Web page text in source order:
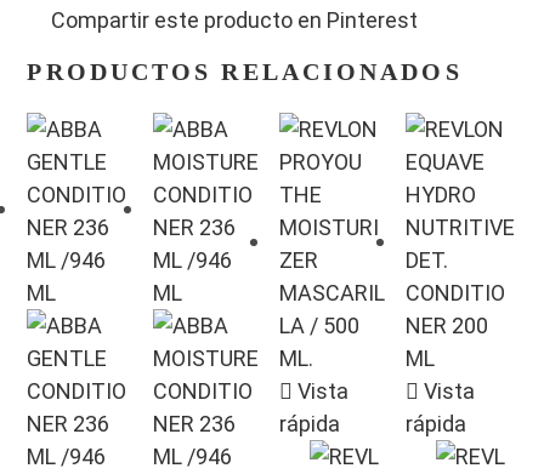
Compartir este producto en Pinterest
PRODUCTOS RELACIONADOS
Vista
rápida
Vista
rápida